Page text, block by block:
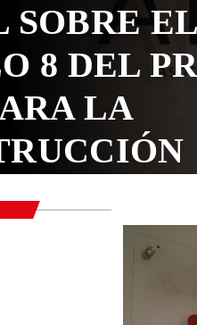
EL
DEL
LA
EL